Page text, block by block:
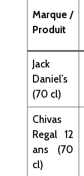
Marque /
Produit
Jack
Daniel’s
(70 cl)
Chivas
Regal 12
ans (70
cl)